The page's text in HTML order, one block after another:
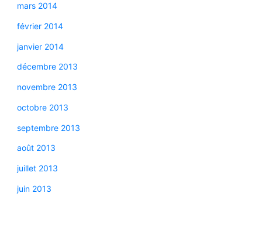
mars 2014
février 2014
janvier 2014
décembre 2013
novembre 2013
octobre 2013
septembre 2013
août 2013
juillet 2013
juin 2013